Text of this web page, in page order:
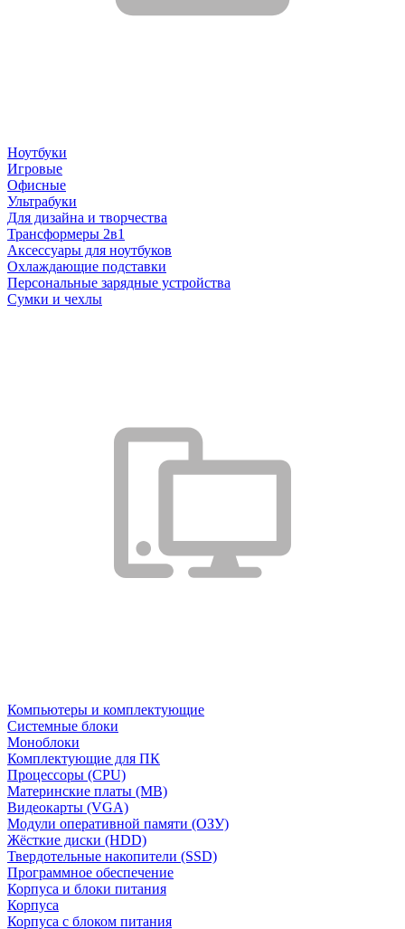
Ноутбуки
Игровые
Офисные
Ультрабуки
Для дизайна и творчества
Трансформеры 2в1
Аксессуары для ноутбуков
Охлаждающие подставки
Персональные зарядные устройства
Сумки и чехлы
Компьютеры и комплектующие
Системные блоки
Моноблоки
Комплектующие для ПК
Процессоры (CPU)
Материнские платы (MB)
Видеокарты (VGA)
Модули оперативной памяти (ОЗУ)
Жёсткие диски (HDD)
Твердотельные накопители (SSD)
Программное обеспечение
Корпуса и блоки питания
Корпуса
Корпуса с блоком питания